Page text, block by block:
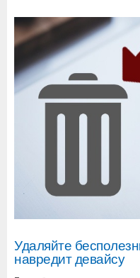
Удаляйте
навредит девайсу